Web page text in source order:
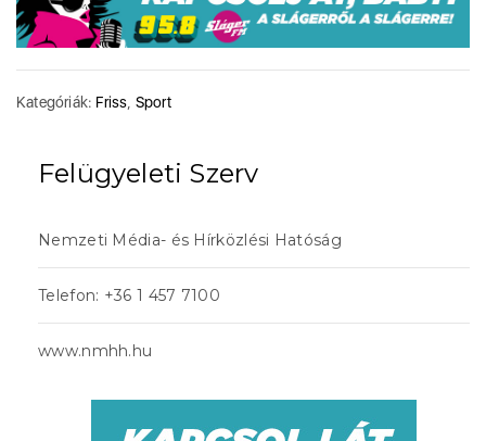
Kategóriák: Friss Sport
Felügyeleti Szerv
Nemzeti Média- és Hírközlési Hatóság
Telefon: +36 1 457 7100
www.nmhh.hu